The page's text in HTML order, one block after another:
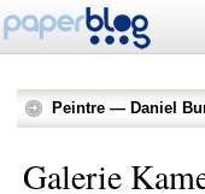
Peintre — Daniel
Galerie